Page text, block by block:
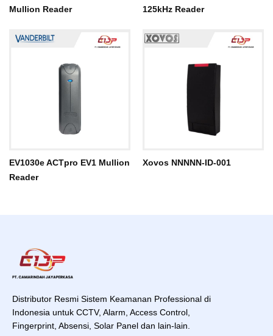
Mullion Reader
125kHz Reader
EV1030e ACTpro EV1 Mullion
Reader
Xovos NNNNN-ID-001
Distributor Resmi Sistem Keamanan Professional di
Indonesia untuk CCTV, Alarm, Access Control,
Fingerprint, Absensi, Solar Panel dan lain-lain.